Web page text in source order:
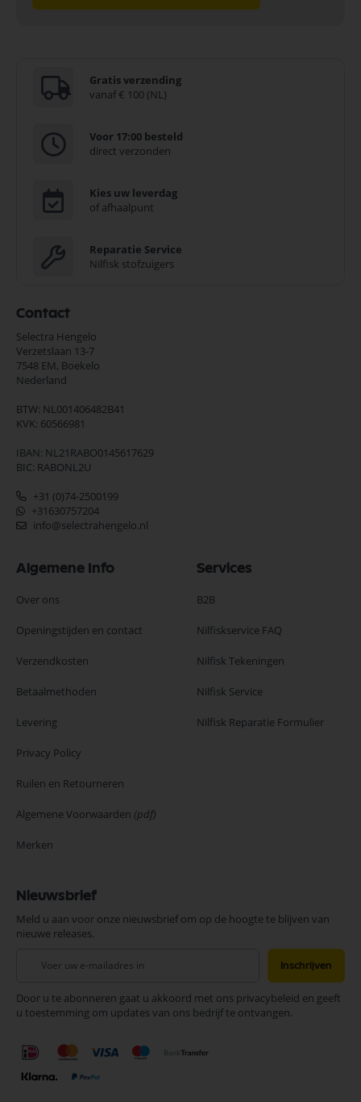
Gratis verzending
vanaf € 100 (NL)
Voor 17:00 besteld
direct verzonden
Kies uw leverdag
of afhaalpunt
Reparatie Service
Nilfisk stofzuigers
Contact
Selectra Hengelo
Verzetslaan 13-7
7548 EM, Boekelo
Nederland
BTW: NL001406482B41
KVK: 60566981
IBAN: NL21RABO0145617629
BIC: RABONL2U
+31 (0)74-2500199
+31630757204
info@selectrahengelo.nl
Algemene Info
Over ons
Openingstijden en contact
Verzendkosten
Betaalmethoden
Levering
Privacy Policy
Ruilen en Retourneren
Algemene Voorwaarden (pdf)
Merken
Services
B2B
Nilfiskservice FAQ
Nilfisk Tekeningen
Nilfisk Service
Nilfisk Reparatie Formulier
Nieuwsbrief
Meld u aan voor onze nieuwsbrief om op de hoogte te blijven van
nieuwe releases.
onze
nieuwsbrief
Inschrijven
Door u te abonneren gaat u akkoord met ons privacybeleid en geeft
u toestemming om updates van ons bedrijf te ontvangen.